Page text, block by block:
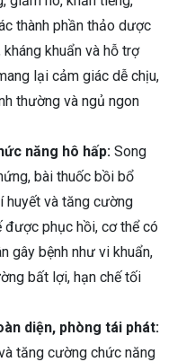
thành phần thảo dược
khuẩn và hỗ trợ
lại cảm giác dễ chịu,
thường và ngủ ngon
năng hô hấp: Song
bài thuốc bồi bổ
huyết và tăng cường
được phục hồi, cơ thể có
gây bệnh như vi khuẩn,
bất lợi, hạn chế tối
diện, phòng tái phát:
tăng cường chức năng